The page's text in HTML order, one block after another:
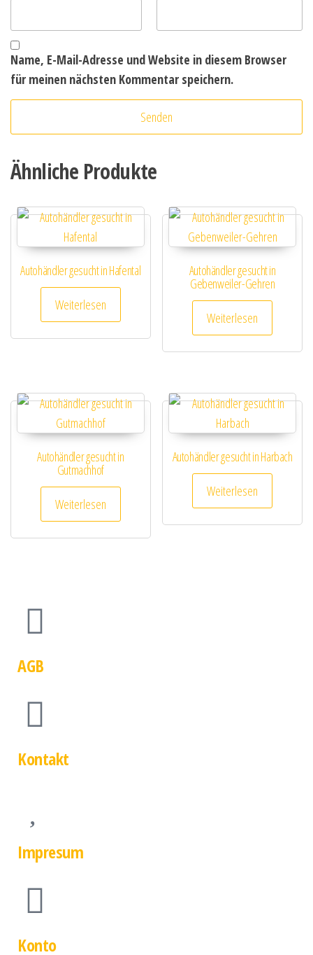
Name, E-Mail-Adresse und Website in diesem Browser
für meinen nächsten Kommentar speichern.
Ähnliche Produkte
Autohändler gesucht in Hafental
Weiterlesen
Autohändler gesucht in
Gebenweiler-Gehren
Weiterlesen
Autohändler gesucht in
Gutmachhof
Weiterlesen
Autohändler gesucht in Harbach
Weiterlesen
AGB
Kontakt
Impresum
Konto